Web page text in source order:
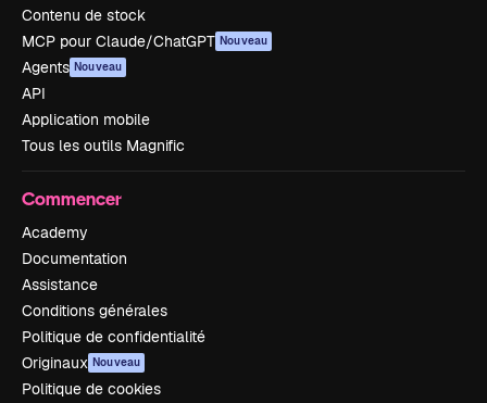
Contenu de stock
MCP pour Claude/ChatGPT Nouveau
Agents Nouveau
API
Application mobile
Tous les outils Magnific
Commencer
Academy
Documentation
Assistance
Conditions générales
Politique de confidentialité
Originaux Nouveau
Politique de cookies